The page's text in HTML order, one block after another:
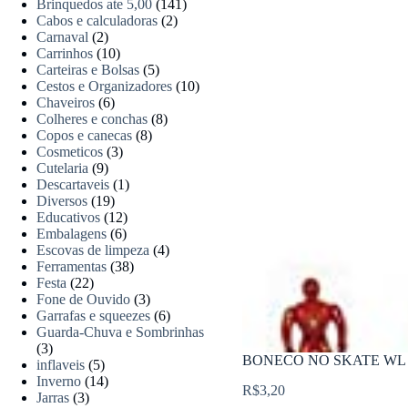
BONECO NO SKATE WL
R$3,20
Brinquedos ate 5,00 (141)
Cabos e calculadoras (2)
Carnaval (2)
Carrinhos (10)
Carteiras e Bolsas (5)
Cestos e Organizadores (10)
Chaveiros (6)
Colheres e conchas (8)
Copos e canecas (8)
Cosmeticos (3)
Cutelaria (9)
Descartaveis (1)
Diversos (19)
Educativos (12)
Embalagens (6)
Escovas de limpeza (4)
Ferramentas (38)
Festa (22)
Fone de Ouvido (3)
Garrafas e squeezes (6)
Guarda-Chuva e Sombrinhas
(3)
inflaveis (5)
Inverno (14)
Jarras (3)